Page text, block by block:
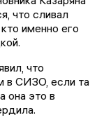
что сливал
именно его
что
в СИЗО, если та
она это в